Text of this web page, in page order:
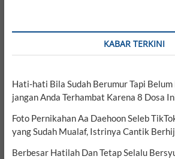
KABAR TERKINI
Hati-hati Bila Sudah Berumur Tapi
jangan Anda Terhambat Karena 8 Dosa
Foto Pernikahan Aa Daehoon Seleb
yang Sudah Mualaf, Istrinya Cantik
Berbesar Hatilah Dan Tetap Selalu